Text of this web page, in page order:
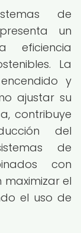
de
un
eficiencia
La
y
ajustar su
contribuye
del
de
con
maximizar el
el uso de